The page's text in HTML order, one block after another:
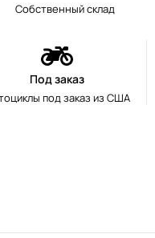
Собственный склад
Под заказ
под заказ из США